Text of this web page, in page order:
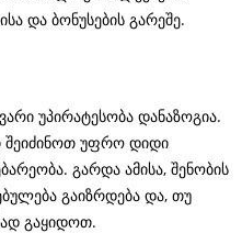
და ბონუსების გარეშე.
უპირატესობა დანაზოგია.
შეიძინოთ უფრო დიდი
გარდა ამისა, შენობის
გაიზრდება და, თუ
გაყიდოთ.